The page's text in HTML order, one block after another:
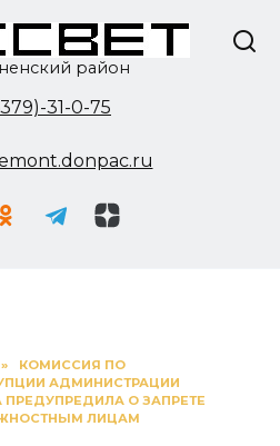
район
31-0-75
»
КОМИССИЯ ПО
АДМИНИСТРАЦИИ
О ЗАПРЕТЕ
ЛИЦАМ